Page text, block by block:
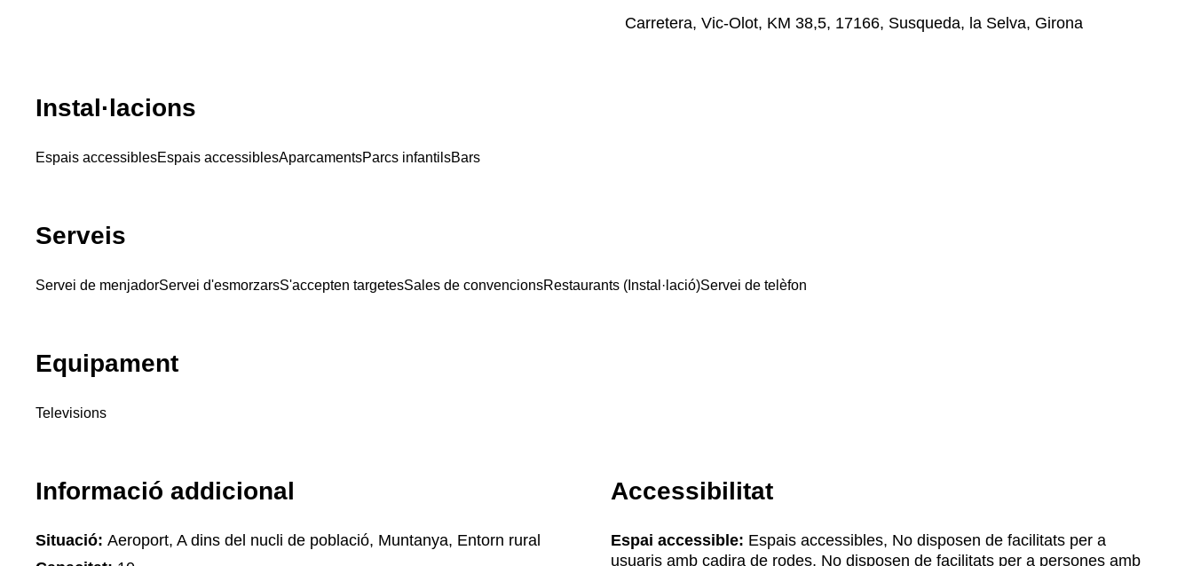
Carretera, Vic-Olot, KM 38,5, 17166, Susqueda, la Selva, Girona
Instal·lacions
Espais accessiblesEspais accessiblesAparcamentsParcs infantilsBars
Serveis
Servei de menjadorServei d'esmorzarsS'accepten targetesSales de convencionsRestaurants (Instal·lació)Servei de telèfon
Equipament
Televisions
Informació addicional
Situació: Aeroport, A dins del nucli de població, Muntanya, Entorn rural
Accessibilitat
Espai accessible: Espais accessibles, No disposen de facilitats per a
usuaris amb cadira de rodes, No disposen de facilitats per a persones amb